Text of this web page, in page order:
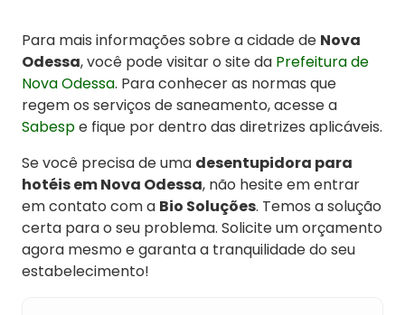
Para mais informações sobre a cidade de Nova
Odessa, você pode visitar o site da Prefeitura de
Nova Odessa. Para conhecer as normas que
regem os serviços de saneamento, acesse a
Sabespe fique por dentro das diretrizes aplicáveis.
Se você precisa de uma desentupidora para
hotéis em Nova Odessa, não hesite em entrar
em contato com a Bio Soluções. Temos a solução
certa para o seu problema. Solicite um orçamento
agora mesmo e garanta a tranquilidade do seu
estabelecimento!